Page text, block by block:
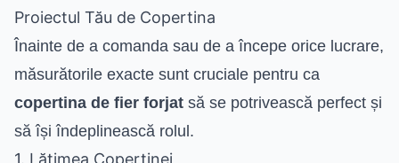
Proiectul Tău de Copertina
Înainte de a comanda sau de a începe orice lucrare,
măsurătorile exacte sunt cruciale pentru ca
copertina de fier forjat să se potrivească perfect și
să își îndeplinească rolul.
1. Lățimea Copertinei